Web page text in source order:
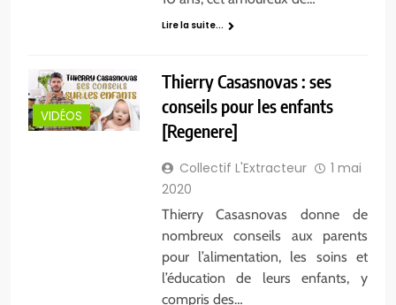
Lire la suite...
VIDÉOS
Thierry Casasnovas : ses
conseils pour les enfants
[Regenere]
Collectif L'Extracteur
1 mai
2020
Thierry Casasnovas donne de
nombreux conseils aux parents
pour l’alimentation, les soins et
l’éducation de leurs enfants, y
compris des…